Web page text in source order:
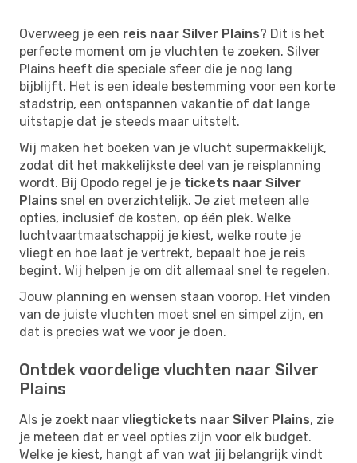
Overweeg je een reis naar Silver Plains? Dit is het
perfecte moment om je vluchten te zoeken. Silver
Plains heeft die speciale sfeer die je nog lang
bijblijft. Het is een ideale bestemming voor een korte
stadstrip, een ontspannen vakantie of dat lange
uitstapje dat je steeds maar uitstelt.
Wij maken het boeken van je vlucht supermakkelijk,
zodat dit het makkelijkste deel van je reisplanning
wordt. Bij Opodo regel je je tickets naar Silver
Plains snel en overzichtelijk. Je ziet meteen alle
opties, inclusief de kosten, op één plek. Welke
luchtvaartmaatschappij je kiest, welke route je
vliegt en hoe laat je vertrekt, bepaalt hoe je reis
begint. Wij helpen je om dit allemaal snel te regelen.
Jouw planning en wensen staan voorop. Het vinden
van de juiste vluchten moet snel en simpel zijn, en
dat is precies wat we voor je doen.
Ontdek voordelige vluchten naar Silver
Plains
Als je zoekt naar vliegtickets naar Silver Plains, zie
je meteen dat er veel opties zijn voor elk budget.
Welke je kiest, hangt af van wat jij belangrijk vindt